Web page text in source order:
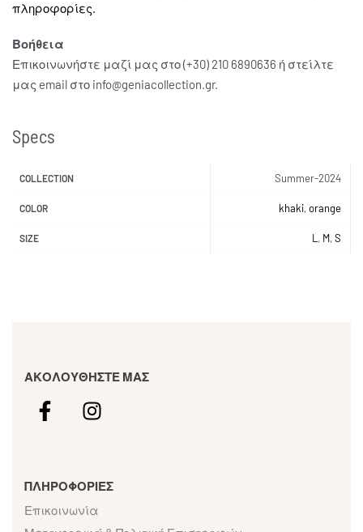
πληροφορίες.
Βοήθεια
Επικοινωνήστε μαζί μας στο (+30) 210 6890636 ή στείλτε
μας email στο info@geniacollection.gr.
Specs
COLLECTION Summer-2024
COLOR khaki,orange
SIZE L , M,S
ΑΚΟΛΟΥΘΗΣΤΕ ΜΑΣ
ΠΛΗΡΟΦΟΡΙΕΣ
Επικοινωνία